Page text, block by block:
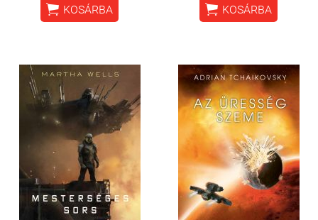
 KOSÁRBA  KOSÁRBA